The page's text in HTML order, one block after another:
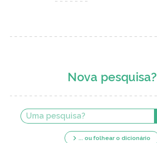
Nova pesquisa?
... ou folhear o dicionário